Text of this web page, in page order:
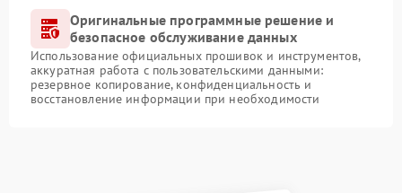
Оригинальные программные решение и
безопасное обслуживание данных
Использование официальных прошивок и инструментов,
аккуратная работа с пользовательскими данными:
резервное копирование, конфиденциальность и
восстановление информации при необходимости